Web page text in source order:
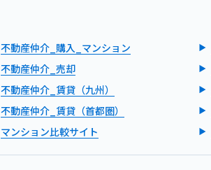
不動産仲介_購入_マンション
不動産仲介_売却
不動産仲介_賃貸（九州）
不動産仲介_賃貸（首都圏）
マンション比較サイト